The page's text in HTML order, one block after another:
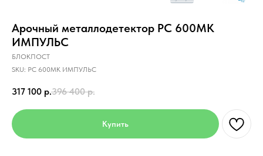
Арочный металлодетектор РС 600МК
ИМПУЛЬС
БЛОКПОСТ
SKU: РС 600МК ИМПУЛЬС
317 100 р.396 400 р.
Купить